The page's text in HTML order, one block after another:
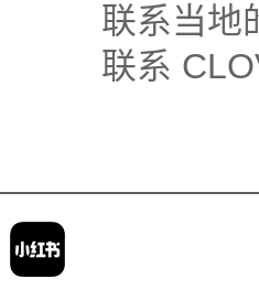
联系当地
联系